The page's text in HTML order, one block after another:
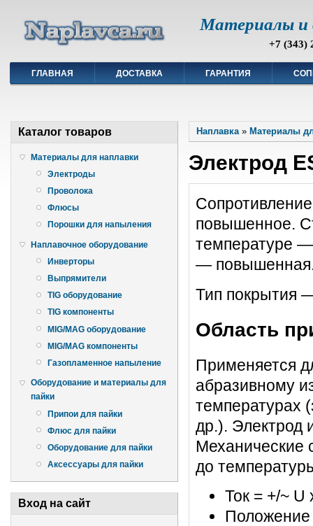
Материалы и
+7 (343)
ГЛАВНАЯ ДОСТАВКА ГАРАНТИЯ
Каталог товаров
Материалы для наплавки
Электроды
Проволока
Флюсы
Порошки для напыления
Наплавочное оборудование
Инверторы
Выпрямители
TIG оборудование
TIG компоненты
MIG/MAG оборудование
MIG/MAG компоненты
Газопламенное напыление
Оборудование и материалы для
пайки
Припои для пайки
Флюс для пайки
Оборудование для пайки
Аксессуары для пайки
Вход на сайт
Наплавка» Материалы
Электрод
повышенное.
температуре —
—
Тип покрытия
Область
Применяется
абразивному
температурах
др.). Электрод
Механические
до
Ток = +/~ U
Положение